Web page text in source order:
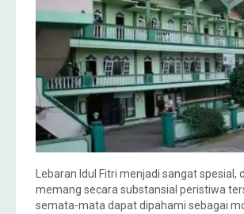
Lebaran Idul Fitri menjadi sangat spesial,
memang secara substansial peristiwa
semata-mata dapat dipahami sebagai